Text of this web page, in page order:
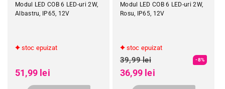
Modul LED COB 6 LED-uri 2W,
Albastru, IP65, 12V
stoc epuizat
Preț redus
51,99 lei
Modul LED COB 6 LED-uri 2W,
Rosu, IP65, 12V
stoc epuizat
Preț obișnuit
39,99 lei -8%
Preț redus
36,99 lei